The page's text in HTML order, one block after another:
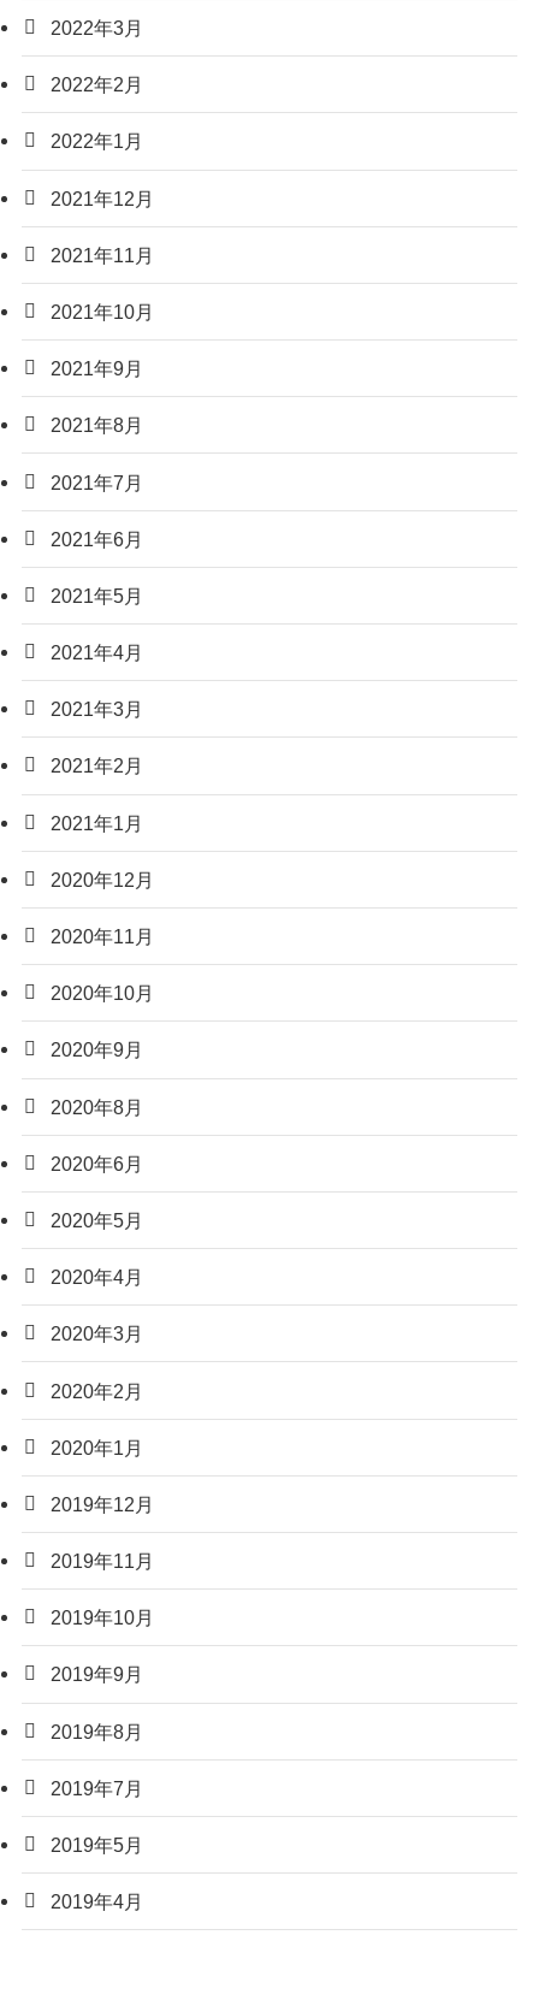
2022年3月
2022年2月
2022年1月
2021年12月
2021年11月
2021年10月
2021年9月
2021年8月
2021年7月
2021年6月
2021年5月
2021年4月
2021年3月
2021年2月
2021年1月
2020年12月
2020年11月
2020年10月
2020年9月
2020年8月
2020年6月
2020年5月
2020年4月
2020年3月
2020年2月
2020年1月
2019年12月
2019年11月
2019年10月
2019年9月
2019年8月
2019年7月
2019年5月
2019年4月